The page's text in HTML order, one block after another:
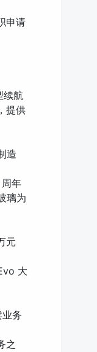
申请
续航
提供
造
年
璃为
元
大
务
之